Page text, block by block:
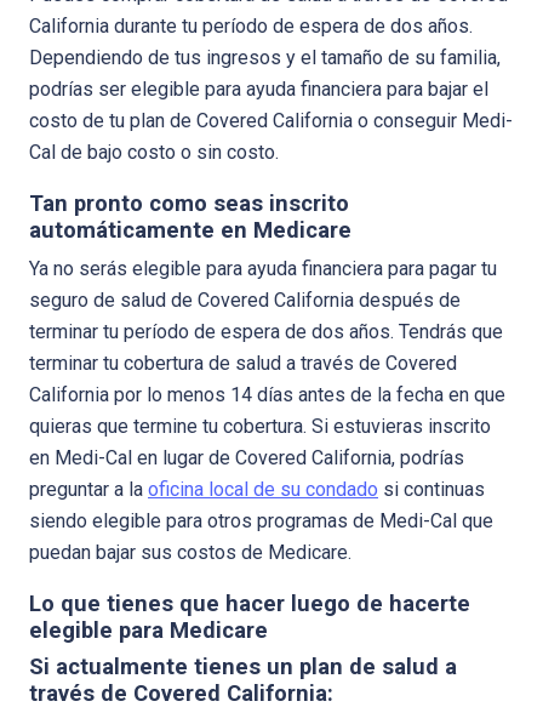
California durante tu período de espera de dos años.
Dependiendo de tus ingresos y el tamaño de su familia,
podrías ser elegible para ayuda financiera para bajar el
costo de tu plan de Covered California o conseguir Medi-
Cal de bajo costo o sin costo.
Tan pronto como seas inscrito
automáticamente en Medicare
Ya no serás elegible para ayuda financiera para pagar tu
seguro de salud de Covered California después de
terminar tu período de espera de dos años. Tendrás que
terminar tu cobertura de salud a través de Covered
California por lo menos 14 días antes de la fecha en que
quieras que termine tu cobertura. Si estuvieras inscrito
en Medi-Cal en lugar de Covered California, podrías
preguntar a la oficina local de su condado si continuas
siendo elegible para otros programas de Medi-Cal que
puedan bajar sus costos de Medicare.
Lo que tienes que hacer luego de hacerte
elegible para Medicare
Si actualmente tienes un plan de salud a
través de Covered California: